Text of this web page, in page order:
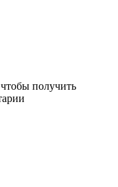
получить